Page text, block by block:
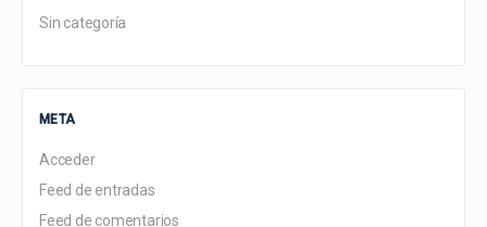
Sin categoría
META
Acceder
Feed de entradas
Feed de comentarios